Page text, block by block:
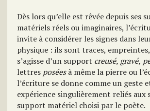
Dès lors qu’elle est rêvée depuis ses
matériels réels ou imaginaires,
invite à considérer les signes dans
physique : ils sont traces,
s’agisse d’un support creusé, gravé,
lettres poséesà même la pierre ou
l’écriture se donne comme un geste
expérience singulièrement reliés aux
support matériel choisi par le poète.